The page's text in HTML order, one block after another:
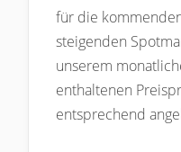
für die
steigenden
unserem
enthaltenen
entsprechend